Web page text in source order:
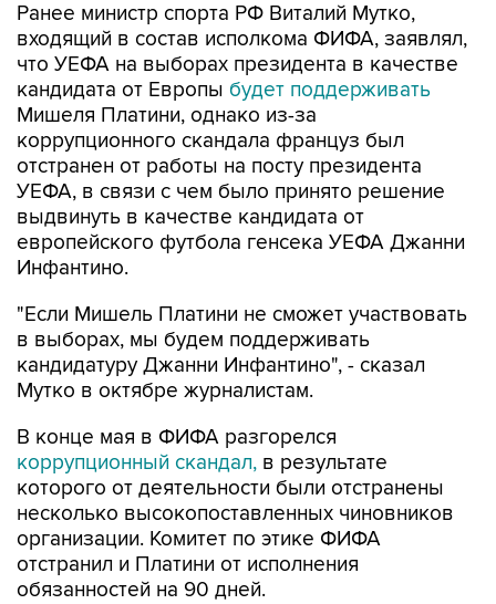
Ранее министр спорта РФ Виталий Мутко,
входящий в состав исполкома ФИФА, заявлял,
что УЕФА на выборах президента в качестве
кандидата от Европы будет поддерживать
Мишеля Платини, однако из-за
коррупционного скандала француз был
отстранен от работы на посту президента
УЕФА, в связи с чем было принято решение
выдвинуть в качестве кандидата от
европейского футбола генсека УЕФА Джанни
Инфантино.
"Если Мишель Платини не сможет участвовать
в выборах, мы будем поддерживать
кандидатуру Джанни Инфантино", - сказал
Мутко в октябре журналистам.
В конце мая в ФИФА разгорелся
коррупционный скандал, в результате
которого от деятельности были отстранены
несколько высокопоставленных чиновников
организации. Комитет по этике ФИФА
отстранил и Платини от исполнения
обязанностей на 90 дней.